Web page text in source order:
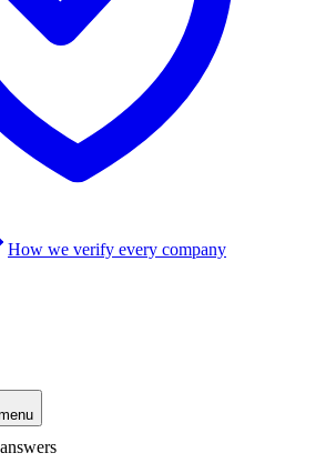
How we verify every company